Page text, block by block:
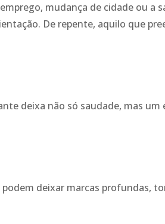
mudança de cidade ou a
De repente, aquilo que
deixa não só saudade, mas um
deixar marcas profundas,